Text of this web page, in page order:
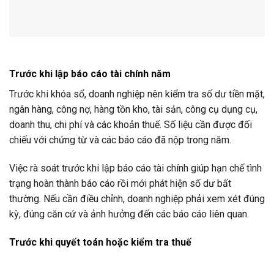
Trước khi lập báo cáo tài chính năm
Trước khi khóa sổ, doanh nghiệp nên kiểm tra số dư tiền mặt,
ngân hàng, công nợ, hàng tồn kho, tài sản, công cụ dụng cụ,
doanh thu, chi phí và các khoản thuế. Số liệu cần được đối
chiếu với chứng từ và các báo cáo đã nộp trong năm.
Việc rà soát trước khi lập báo cáo tài chính giúp hạn chế tình
trạng hoàn thành báo cáo rồi mới phát hiện số dư bất
thường. Nếu cần điều chỉnh, doanh nghiệp phải xem xét đúng
kỳ, đúng căn cứ và ảnh hưởng đến các báo cáo liên quan.
Trước khi quyết toán hoặc kiểm tra thuế